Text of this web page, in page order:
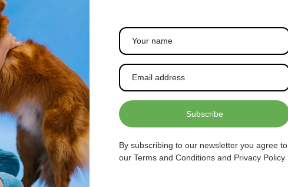
Subscribe
By subscribing to our newsletter you agree to
our Terms and Conditions and Privacy Policy